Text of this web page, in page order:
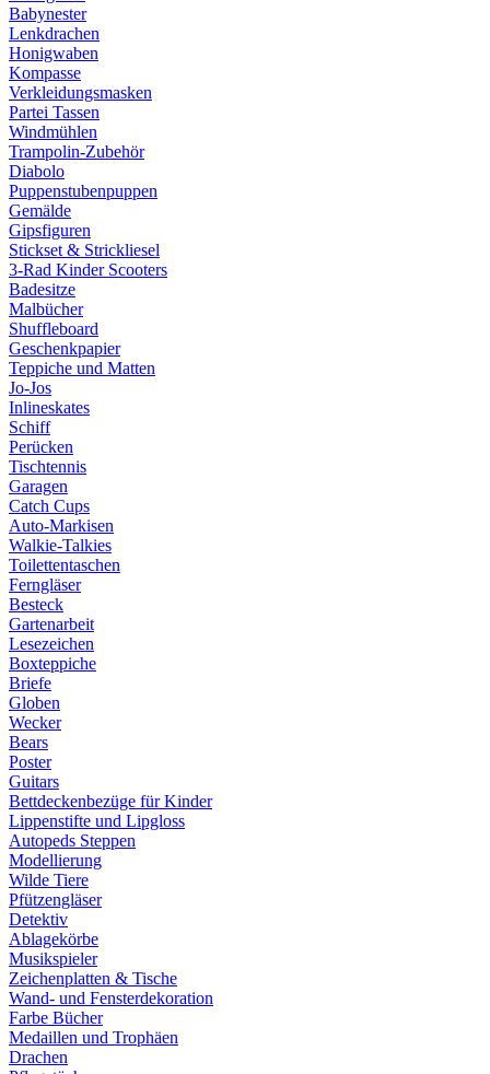
Babynester
Lenkdrachen
Honigwaben
Kompasse
Verkleidungsmasken
Partei Tassen
Windmühlen
Trampolin-Zubehör
Diabolo
Puppenstubenpuppen
Gemälde
Gipsfiguren
Stickset & Strickliesel
3-Rad Kinder Scooters
Badesitze
Malbücher
Shuffleboard
Geschenkpapier
Teppiche und Matten
Jo-Jos
Inlineskates
Schiff
Perücken
Tischtennis
Garagen
Catch Cups
Auto-Markisen
Walkie-Talkies
Toilettentaschen
Ferngläser
Besteck
Gartenarbeit
Lesezeichen
Boxteppiche
Briefe
Globen
Wecker
Bears
Poster
Guitars
Bettdeckenbezüge für Kinder
Lippenstifte und Lipgloss
Autopeds Steppen
Modellierung
Wilde Tiere
Pfützengläser
Detektiv
Ablagekörbe
Musikspieler
Zeichenplatten & Tische
Wand- und Fensterdekoration
Farbe Bücher
Medaillen und Trophäen
Drachen